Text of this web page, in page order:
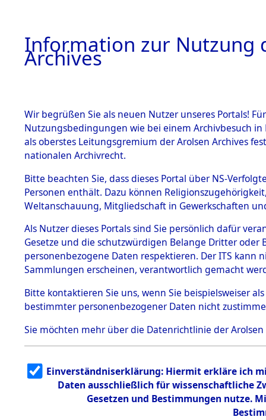
BESTÄNDE
1.
Inhaftierungsdoku
mente
1.2.9 Beim ITS
Effekten
1.2.9.1
Effekten aus
dem KZ
Dachau
1.2.9.2
Effekten aus
dem KZ
Bayerisches
1.2.9.3
Effekten aus
dem KZ
Neuengamm
0001
Einen Kommentar
Information zur Nutzung
Archives
Wir begrüßen Sie als neuen Nutzer unseres Portals!
Nutzungsbedingungen wie bei einem Archivbesuch
als oberstes Leitungsgremium der Arolsen Archives
nationalen Archivrecht.
Bitte beachten Sie, dass dieses Portal über NS-
Personen enthält. Dazu können
Weltanschauung, Mitgliedschaft in Gewerkschaften
Als Nutzer dieses Portals sind Sie persönlich dafür
Gesetze und die schutzwürdigen Belange Dritter
personenbezogene Daten respektieren. Der ITS
Sammlungen erscheinen, verantwortlich gemacht
Bitte kontaktieren Sie uns, wenn Sie beispielsweiser
bestimmter personenbezogener Daten nicht
Sie möchten mehr über die Datenrichtlinie der Arolsen
Einverständniserklärung: Hiermit erkläre ich
Daten ausschließlich für wissenschaftliche
Gesetzen und Bestimmungen nutze.